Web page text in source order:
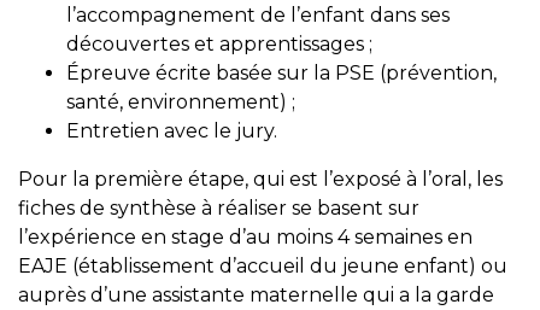
l’accompagnement de l’enfant dans ses
découvertes et apprentissages ;
Épreuve écrite basée sur la PSE (prévention,
santé, environnement) ;
Entretien avec le jury.
Pour la première étape, qui est l’exposé à l’oral, les
fiches de synthèse à réaliser se basent sur
l’expérience en stage d’au moins 4 semaines en
EAJE (établissement d’accueil du jeune enfant) ou
auprès d’une assistante maternelle qui a la garde